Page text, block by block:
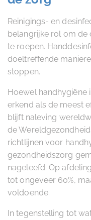
Reinigings- en
belangrijke rol om de
te roepen.
doeltreffende
stoppen.
Hoewel
erkend als de meest
blijft naleving
de
richtlijnen voor
gezondheidszorg
nageleefd. Op
tot ongeveer 60%,
voldoende.
In tegenstelling tot